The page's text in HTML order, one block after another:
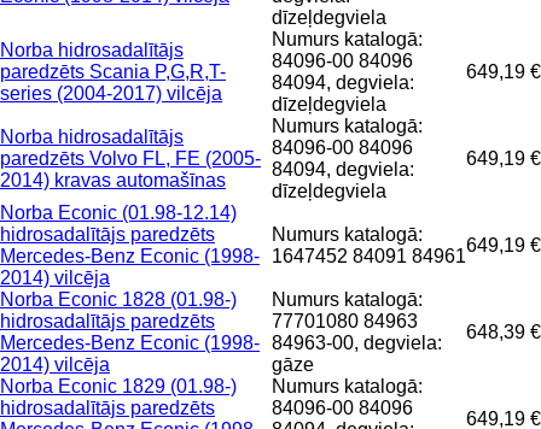
dīzeļdegviela
Norba hidrosadalītājs
paredzēts Scania P,G,R,T-
series (2004-2017) vilcēja
Numurs katalogā:
84096-00 84096
84094, degviela:
dīzeļdegviela
649,19 €
Norba hidrosadalītājs
paredzēts Volvo FL, FE (2005-
2014) kravas automašīnas
Numurs katalogā:
84096-00 84096
84094, degviela:
dīzeļdegviela
649,19 €
Norba Econic (01.98-12.14)
hidrosadalītājs paredzēts
Mercedes-Benz Econic (1998-
2014) vilcēja
Numurs katalogā:
1647452 84091 84961
649,19 €
Norba Econic 1828 (01.98-)
hidrosadalītājs paredzēts
Mercedes-Benz Econic (1998-
2014) vilcēja
Numurs katalogā:
77701080 84963
84963-00, degviela:
gāze
648,39 €
Norba Econic 1829 (01.98-)
hidrosadalītājs paredzēts
Numurs katalogā:
84096-00 84096
649,19 €